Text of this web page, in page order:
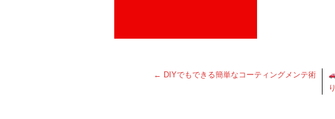
← DIYでもできる簡単なコーティングメンテ術
り